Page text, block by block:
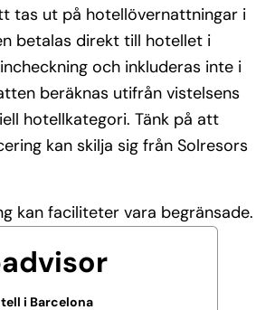
tas ut på hotellövernattningar i
betalas direkt till hotellet i
och inkluderas inte i
beräknas utifrån vistelsens
hotellkategori. Tänk på att
kan skilja sig från Solresors
kan faciliteter vara begränsade.
i Barcelona